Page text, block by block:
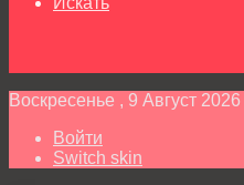
Воскресенье , 9 Август 2026
Войти
Switch skin